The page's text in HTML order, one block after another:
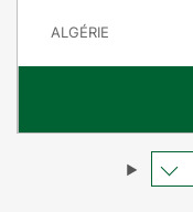
ê
e